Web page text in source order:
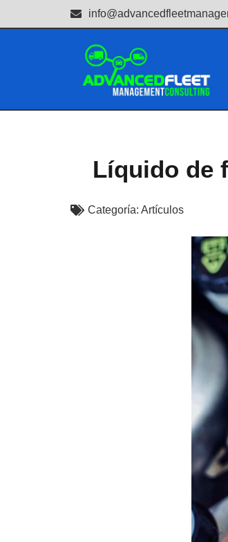
Líquido de
Categoría: Artículos